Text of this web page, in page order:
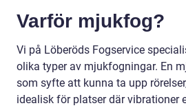
Varför mjukfog?
Vi på Löberöds Fogservice
olika typer av mjukfogningar. En
som syfte att kunna ta upp
idealisk för platser där vibrationer